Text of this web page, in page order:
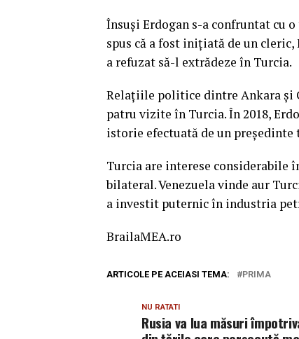
Însuşi Erdogan s-a confruntat cu
spus că a fost iniţiată de un
a refuzat să-l extrădeze în Turcia.
Relațiile politice dintre Ankara și
patru vizite în Turcia. În 2018,
istorie efectuată de un preşedinte
Turcia are interese
bilateral. Venezuela vinde aur
a investit puternic în industria
BrailaMEA.ro
ARTICOLE PE ACEIASI TEMA: PRIMA
NU RATATI
Rusia va lua măsuri